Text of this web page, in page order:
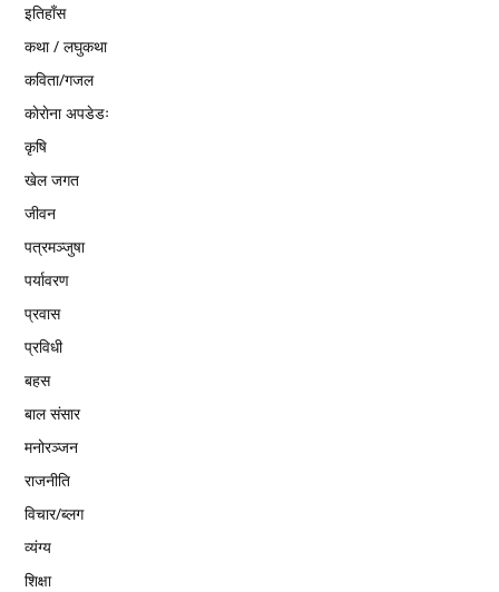
इतिहाँस
कथा / लघुकथा
कविता/गजल
काेराेना अपडेडः
कृषि
खेल जगत
जीवन
पत्रमञ्जुषा
पर्यावरण
प्रवास
प्रविधी
बहस
बाल संसार
मनोरञ्जन
राजनीति
विचार/ब्लग
व्यंग्य
शिक्षा